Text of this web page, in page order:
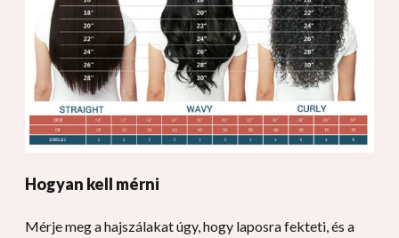
Hogyan kell mérni
Mérje meg a hajszálakat úgy, hogy laposra fekteti, és a